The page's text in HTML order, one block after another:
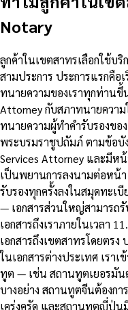
Notary
ลูกค้าในเขตสาทรเลือกใช้บริ
สามประการ ประการแรกคือ
ทนายความของเราทุกท่านขึ้
Attorney กับสภาทนายควา
ทนายความผู้ทำคำรับรองขอ
พระบรมราชูปถัมภ์ ตามข้อบั
Services Attorney และมีห
เป็นพยานการลงนามต่อหน้
รับรองทุกครั้งลงในสมุดทะเ
— เอกสารส่วนใหญ่สามารถ
เอกสารถึงเราภายในเวลา
เอกสารถึงเขตสาทรโดยตร
ในเอกสารต่างประเทศ เรา
ทูต — เช่น สถานทูตเยอรมัน
บางอย่าง สถานทูตจีนต้องก
เคร่งครัด และสถานทูตญี่ปุ่น